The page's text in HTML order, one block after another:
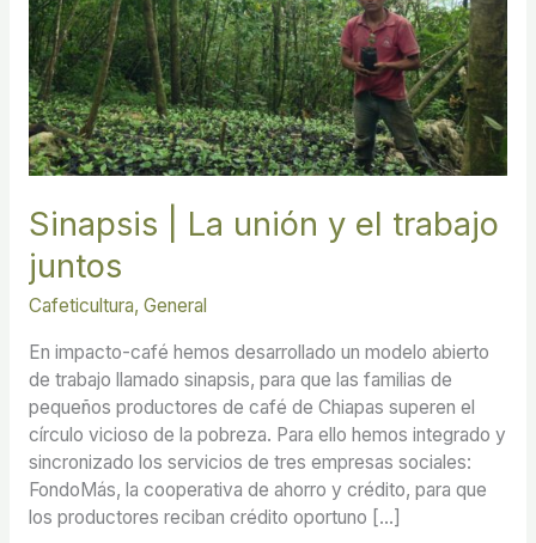
Sinapsis | La unión y el trabajo
juntos
Cafeticultura, General
En impacto-café hemos desarrollado un modelo abierto
de trabajo llamado sinapsis, para que las familias de
pequeños productores de café de Chiapas superen el
círculo vicioso de la pobreza. Para ello hemos integrado y
sincronizado los servicios de tres empresas sociales:
FondoMás, la cooperativa de ahorro y crédito, para que
los productores reciban crédito oportuno […]
juntos